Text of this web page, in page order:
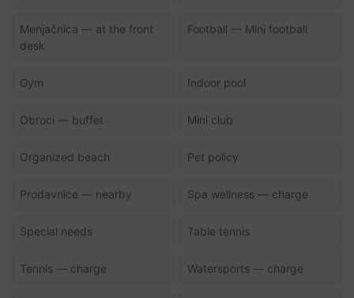
Menjačnica — at the front
desk
Football — Mini football
Gym Indoor pool
Obroci — buffet Mini club
Organized beach Pet policy
Prodavnice — nearby Spa wellness — charge
Special needs Table tennis
Tennis — charge Watersports — charge